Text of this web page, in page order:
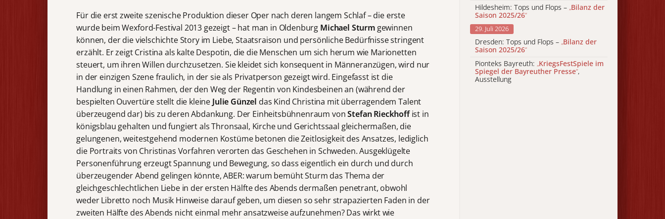
Für die erst zweite szenische Produktion dieser Oper nach deren langem Schlaf – die erste
wurde beim Wexford-Festival 2013 gezeigt – hat man in Oldenburg Michael Sturmgewinnen
können, der die vielschichte Story im Liebe, Staatsraison und persönliche Bedürfnisse stringent
erzählt. Er zeigt Cristina als kalte Despotin, die die Menschen um sich herum wie Marionetten
steuert, um ihren Willen durchzusetzen. Sie kleidet sich konsequent in Männeranzügen, wird nur
in der einzigen Szene fraulich, in der sie als Privatperson gezeigt wird. Eingefasst ist die
Handlung in einen Rahmen, der den Weg der Regentin von Kindesbeinen an (während der
bespielten Ouvertüre stellt die kleine Julie Günzel das Kind Christina mit überragendem Talent
überzeugend dar) bis zu deren Abdankung. Der Einheitsbühnenraum vonStefan Rieckhoffist in
königsblau gehalten und fungiert als Thronsaal, Kirche und Gerichtssaal gleichermaßen, die
gelungenen, weitestgehend modernen Kostüme betonen die Zeitlosigkeit des Ansatzes, lediglich
die Portraits von Christinas Vorfahren verorten das Geschehen in Schweden. Ausgeklügelte
Personenführung erzeugt Spannung und Bewegung, so dass eigentlich ein durch und durch
überzeugender Abend gelingen könnte, ABER: warum bemüht Sturm das Thema der
gleichgeschlechtlichen Liebe in der ersten Hälfte des Abends dermaßen penetrant, obwohl
weder Libretto noch Musik Hinweise darauf geben, um diesen so sehr strapazierten Faden in der
zweiten Hälfte des Abends nicht einmal mehr ansatzweise aufzunehmen? Das wirkt wie
Hildesheim: Tops und Flops – „Bilanz der
Saison 2025/26“
29. Juli 2026
Dresden: Tops und Flops – „Bilanz der
Saison 2025/26“
Pionteks Bayreuth: „KriegsFestSpiele im
Spiegel der Bayreuther Presse“,
Ausstellung